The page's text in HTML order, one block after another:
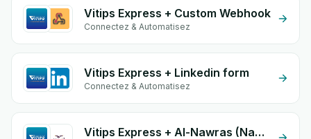
Vitips Express + Custom Webhook
Connectez & Automatisez
Vitips Express + Linkedin form
Connectez & Automatisez
Vitips Express + Al-Nawras (Nawris)